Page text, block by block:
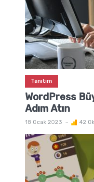
Tanıtım
WordPress
Adım Atın
18 Ocak 2023 42